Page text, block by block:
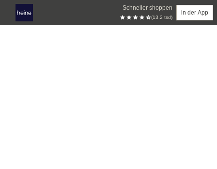
Schneller shoppen
(13.2 tsd)
in der App